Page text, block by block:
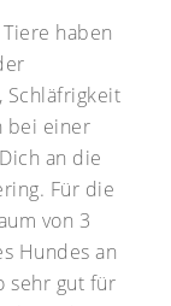
haben
Schläfrigkeit
bei einer
an die
Für die
von 3
Hundes an
sehr gut für